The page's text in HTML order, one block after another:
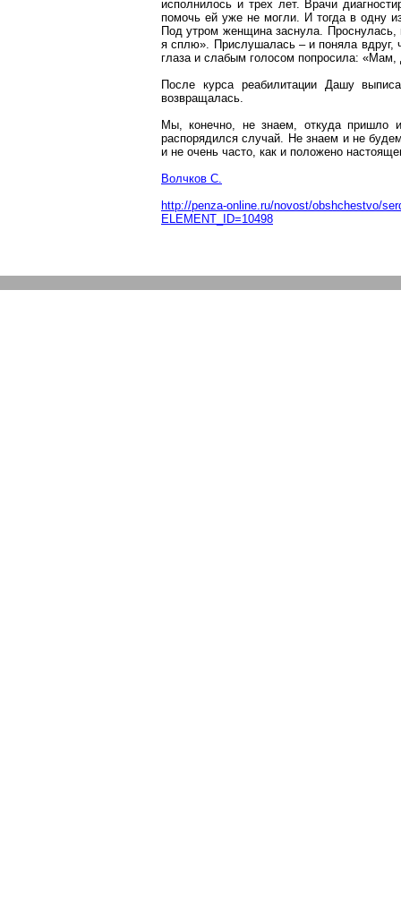
исполнилось и трех лет. Врачи
помочь ей уже не могли. И тогда в одну
Под утром женщина заснула.
я сплю». Прислушалась – и поняла
глаза и слабым голосом попросила:
После курса реабилитации Дашу
возвращалась.
Мы, конечно, не знаем, откуда пришло
распорядился случай. Не знаем и не
и не очень часто, как и положено
Волчков С.
http://penza-online.ru/novost/obshchestvo/
ELEMENT_ID=10498